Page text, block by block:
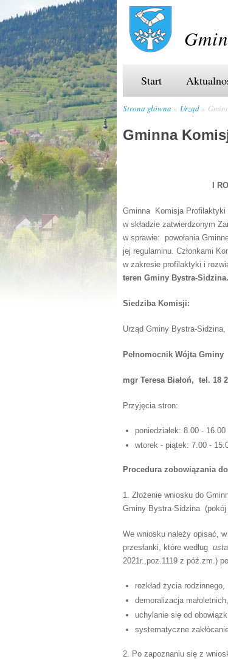
Start
Strona główna Urząd
Gminna
I
Gminna Komisja Profilaktyki
w składzie zatwierdzonym
w sprawie: powołania
jej regulaminu. Członkami
w zakresie profilaktyki i
teren Gminy Bystra-Sidzina.
Siedziba Komisji:
Urząd Gminy Bystra-
Pełnomocnik Wójta
mgr Teresa Białoń, tel. 18
Przyjęcia stron:
poniedziałek: 8.00 - 16.00
wtorek - piątek: 7.00 -
Procedura zobowiązania
1. Złożenie wniosku do
Gminy Bystra-Sidzina (pokój
We wniosku należy opisać,
przesłanki, które według
2021r.,poz.1119 z póź.zm.)
rozkład życia rodzinnego,
demoralizacja małoletnich,
uchylanie się od
systematyczne
2. Po zapoznaniu się z